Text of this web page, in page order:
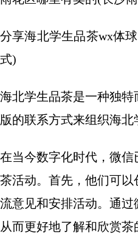
分享海北学生品茶wx体
式)
海北学生品茶是一种独
版的联系方式来组织海北
在当今数字化时代，微
茶活动。首先，他们可
流意见和安排活动。通
从而更好地了解和欣赏茶